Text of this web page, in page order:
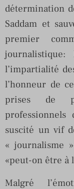
détermination
Saddam et
premier
journalistique:
l’impartialité
l’honneur de
prises de
suscité un vif
« journalisme
«peut-on être à
Malgré